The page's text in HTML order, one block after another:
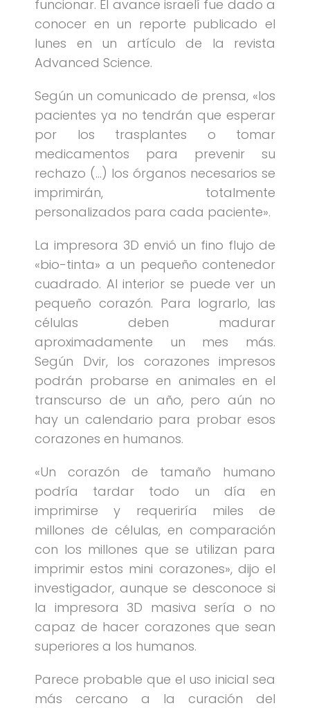
funcionar. El avance israelí fue dado a
conocer en un reporte publicado el
lunes en un artículo de la revista
Advanced Science.
Según un comunicado de prensa, «los
pacientes ya no tendrán que esperar
por los trasplantes o tomar
medicamentos para prevenir su
rechazo (…) los órganos necesarios se
imprimirán, totalmente
personalizados para cada paciente».
La impresora 3D envió un fino flujo de
«bio-tinta» a un pequeño contenedor
cuadrado. Al interior se puede ver un
pequeño corazón. Para lograrlo, las
células deben madurar
aproximadamente un mes más.
Según Dvir, los corazones impresos
podrán probarse en animales en el
transcurso de un año, pero aún no
hay un calendario para probar esos
corazones en humanos.
«Un corazón de tamaño humano
podría tardar todo un día en
imprimirse y requeriría miles de
millones de células, en comparación
con los millones que se utilizan para
imprimir estos mini corazones», dijo el
investigador, aunque se desconoce si
la impresora 3D masiva sería o no
capaz de hacer corazones que sean
superiores a los humanos.
Parece probable que el uso inicial sea
más cercano a la curación del